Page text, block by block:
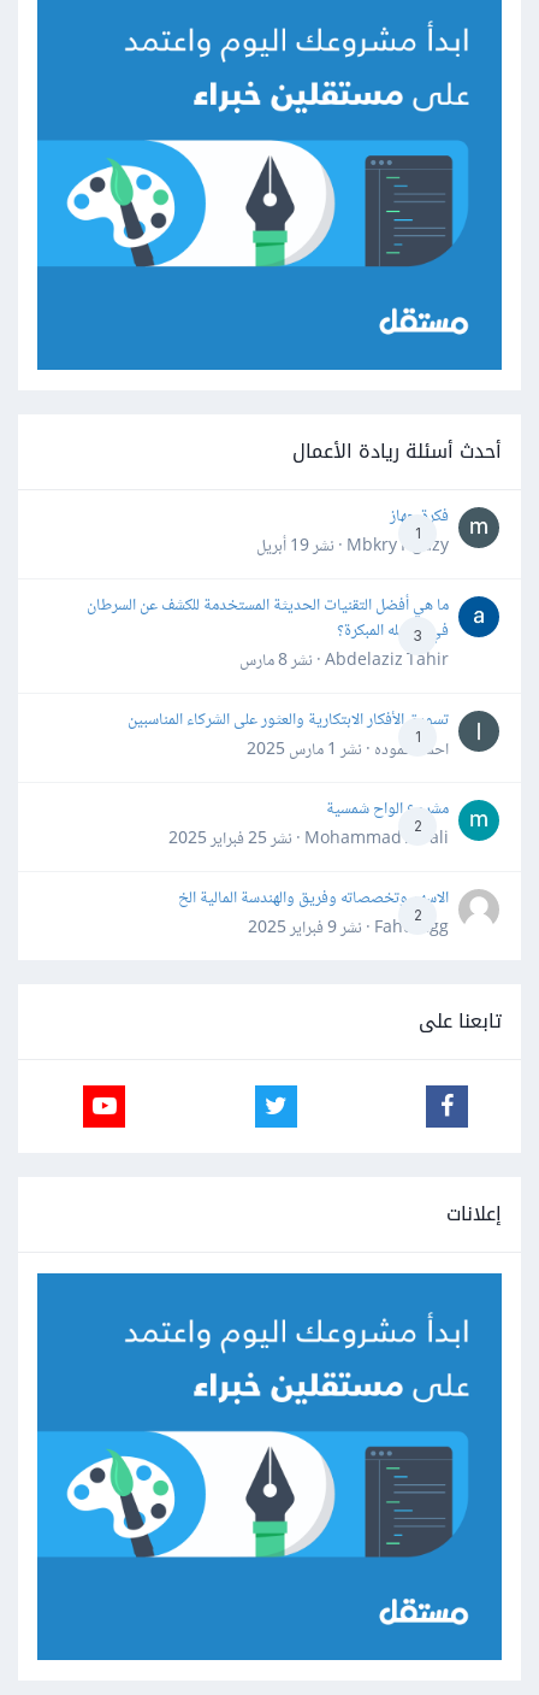
أحدث أسئلة ريادة الأعمال
1
فكرة جهاز
Mbkry Hgazy · نشر
19 أبريل
3
ما هي أفضل التقنيات الحديثة المستخدمة للكشف عن السرطان
في مراحله المبكرة؟
Abdelaziz Tahir · نشر
8 مارس
1
تسويق الأفكار الابتكارية والعثور على الشركاء المناسبين
احمد حموده · نشر 1 مارس 2025
2
مشروع الواح شمسية
Mohammad Awali · نشر
25 فبراير 2025
2
الاسهم وتخصصاته وفريق والهندسة المالية الخ
Fahd Ggg · نشر
9 فبراير 2025
تابعنا على
إعلانات